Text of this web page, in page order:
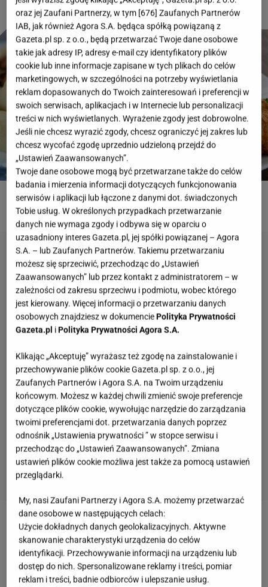
ROZWIĄŻ QUIZ
Quiz - o tych zawodach nawet nie słyszałeś.
Wiesz, kim był retman?
Żyłeś w PRL-u? Sprawdź w naszym quizie, czy
pamiętasz te programy
oraz jej Zaufani Partnerzy, w tym [676] Zaufanych Partnerów
IAB, jak również Agora S.A. będąca spółką powiązaną z
Gazeta.pl sp. z o.o., będą przetwarzać Twoje dane osobowe
takie jak adresy IP, adresy e-mail czy identyfikatory plików
cookie lub inne informacje zapisane w tych plikach do celów
marketingowych, w szczególności na potrzeby wyświetlania
reklam dopasowanych do Twoich zainteresowań i preferencji w
swoich serwisach, aplikacjach i w Internecie lub personalizacji
treści w nich wyświetlanych. Wyrażenie zgody jest dobrowolne.
Jeśli nie chcesz wyrazić zgody, chcesz ograniczyć jej zakres lub
chcesz wycofać zgodę uprzednio udzieloną przejdź do
„Ustawień Zaawansowanych”.
Twoje dane osobowe mogą być przetwarzane także do celów
badania i mierzenia informacji dotyczących funkcjonowania
serwisów i aplikacji lub łączone z danymi dot. świadczonych
Tobie usług. W określonych przypadkach przetwarzanie
danych nie wymaga zgody i odbywa się w oparciu o
uzasadniony interes Gazeta.pl, jej spółki powiązanej – Agora
S.A. – lub Zaufanych Partnerów. Takiemu przetwarzaniu
możesz się sprzeciwić, przechodząc do „Ustawień
Zaawansowanych” lub przez kontakt z administratorem – w
zależności od zakresu sprzeciwu i podmiotu, wobec którego
jest kierowany. Więcej informacji o przetwarzaniu danych
osobowych znajdziesz w dokumencie Polityka Prywatności
Gazeta.pl i Polityka Prywatności Agora S.A.
Klikając „Akceptuję” wyrażasz też zgodę na zainstalowanie i
przechowywanie plików cookie Gazeta.pl sp. z o.o., jej
Zaufanych Partnerów i Agora S.A. na Twoim urządzeniu
końcowym. Możesz w każdej chwili zmienić swoje preferencje
dotyczące plików cookie, wywołując narzędzie do zarządzania
twoimi preferencjami dot. przetwarzania danych poprzez
odnośnik „Ustawienia prywatności ” w stopce serwisu i
przechodząc do „Ustawień Zaawansowanych”. Zmiana
ustawień plików cookie możliwa jest także za pomocą ustawień
przeglądarki.
My, nasi Zaufani Partnerzy i Agora S.A. możemy przetwarzać
dane osobowe w następujących celach:
Użycie dokładnych danych geolokalizacyjnych. Aktywne
skanowanie charakterystyki urządzenia do celów
identyfikacji. Przechowywanie informacji na urządzeniu lub
dostęp do nich. Spersonalizowane reklamy i treści, pomiar
reklam i treści, badnie odbiorców i ulepszanie usług.